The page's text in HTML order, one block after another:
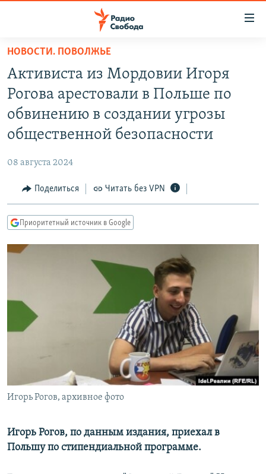
упрощенного
доступа
Вернуться
основному
содержанию
навигации
Вернутся
АВТОРСКИЕ ПРОЕКТЫ
ЦИТАТЫ СВОБОДЫ
КУЛЬТУРА
IDEL.РЕАЛИИ
КАВКАЗ.РЕАЛИИ
СИБИРЬ.РЕАЛИИ
РАСПИСАНИЕ ВЕЩАНИЯ
ПОДПИШИТЕСЬ НА РАССЫЛКУ
СОЦИАЛЬНЫЕ СЕТИ
НОВОСТИ. ПОВОЛЖЬЕ
Активиста из Мордовии Игоря
Рогова арестовали в Польше по
обвинению в создании угрозы
общественной безопасности
08 августа 2024
Поделиться Читать без VPN
Приоритетный источник в Google
Игорь Рогов, архивное фото
Игорь Рогов, по данным издания, приехал в
Польшу по стипендиальной программе.